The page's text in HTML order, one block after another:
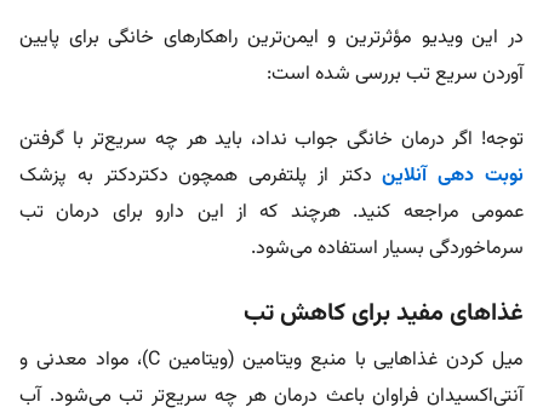
در این ویدیو مؤثرترین و ایمن‌ترین راهکارهای خانگی برای پایین
آوردن سریع تب بررسی شده است:
توجه! اگر درمان خانگی جواب نداد، باید هر چه سریع‌تر با گرفتن
نوبت دهی آنلایندکتر از پلتفرمی همچون دکتردکتر به پزشک
عمومی مراجعه کنید. هرچند که از این دارو برای درمان تب
سرماخوردگی بسیار استفاده می‌شود.
غذاهای مفید برای کاهش تب
میل کردن غذاهایی با منبع ویتامین (ویتامین C)، مواد معدنی و
آنتی‌اکسیدان فراوان باعث درمان هر چه سریع‌تر تب می‌شود. آب